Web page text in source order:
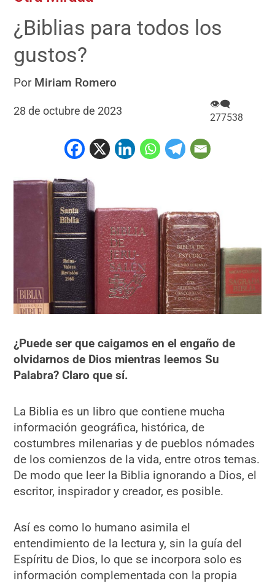
¿Biblias para todos los
gustos?
Por Miriam Romero
28 de octubre de 2023
👁‍🗨
277538
¿Puede ser que caigamos en el engaño de
olvidarnos de Dios mientras leemos Su
Palabra? Claro que sí.
La Biblia es un libro que contiene mucha
información geográfica, histórica, de
costumbres milenarias y de pueblos nómades
de los comienzos de la vida, entre otros temas.
De modo que leer la Biblia ignorando a Dios, el
escritor, inspirador y creador, es posible.
Así es como lo humano asimila el
entendimiento de la lectura y, sin la guía del
Espíritu de Dios, lo que se incorpora solo es
información complementada con la propia